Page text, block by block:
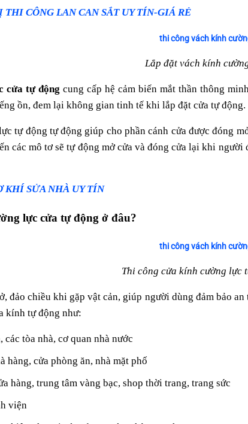
THI CÔNG LAN CAN SẮT UY TÍN-GIÁ RẺ
Lắp đặt vách kính
cửa tự động cung cấp hệ cảm biến mắt thần thông
ồn, đem lại không gian tinh tế khi lắp đặt cửa tự động.
tự động tự động giúp cho phần cánh cửa được đóng
các mô tơ sẽ tự động mở cửa và đóng cửa lại khi
KHÍ SỬA NHÀ UY TÍN
lực cửa tự động ở đâu?
Thi công cửa kính cường lực
đảo chiều khi gặp vật cản, giúp người dùng đảm bảo
kính tự động như:
các tòa nhà, cơ quan nhà nước
hàng, cửa phòng ăn, nhà mặt phố
hàng, trung tâm vàng bạc, shop thời trang, trang sức
viện